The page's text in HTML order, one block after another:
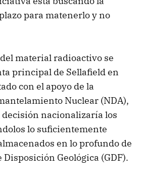
para matenerlo y no
material radioactivo se
principal de Sellafield en
con el apoyo de la
Nuclear (NDA),
nacionalizaría los
lo suficientemente
en lo profundo de
Geológica (GDF).